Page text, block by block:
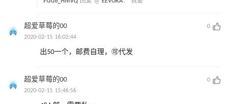
超爱草莓的00
0
2020-02-15 16:02:44
出50一个，邮费自理，🉑️代发
超爱草莓的00
0
2020-02-15 15:46:56